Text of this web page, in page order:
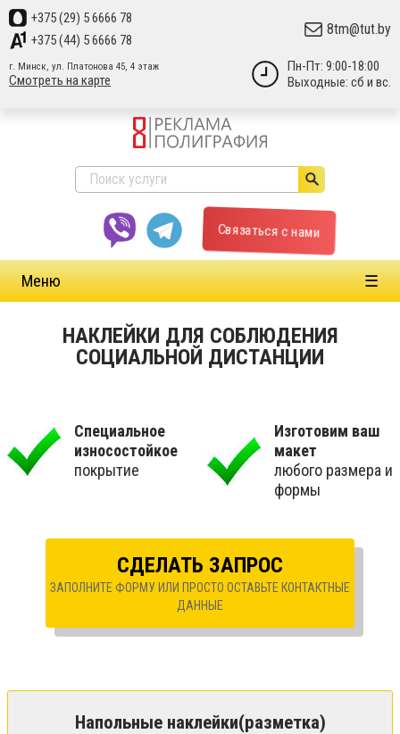
+375 (29) 5 6666 78
+375 (44) 5 6666 78
8tm@tut.by
г. Минск, ул. Платонова 45, 4 этаж
Смотреть на карте
Пн-Пт: 9:00-18:00
Выходные: cб и вс.
Связаться с нами
Меню ☰
НАКЛЕЙКИ ДЛЯ СОБЛЮДЕНИЯ
СОЦИАЛЬНОЙ ДИСТАНЦИИ
Специальное
износостойкое
покрытие
Изготовим ваш
макет
любого размера и
формы
СДЕЛАТЬ ЗАПРОС
ЗАПОЛНИТЕ ФОРМУ ИЛИ ПРОСТО ОСТАВЬТЕ КОНТАКТНЫЕ
ДАННЫЕ
Напольные наклейки(разметка)